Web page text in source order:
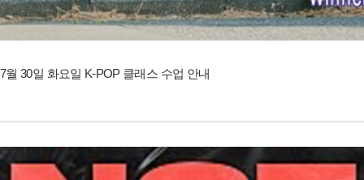
7월 30일 화요일 K-POP 클래스 수업 안내